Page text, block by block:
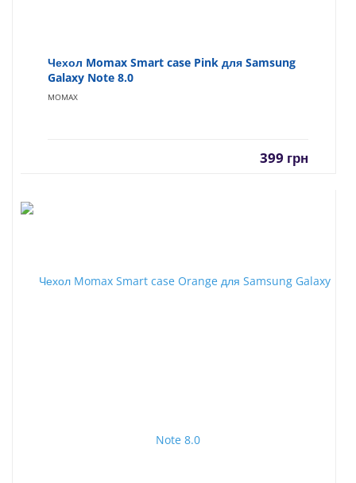
Чехол Momax Smart case Pink для Samsung
Galaxy Note 8.0
MOMAX
399 грн